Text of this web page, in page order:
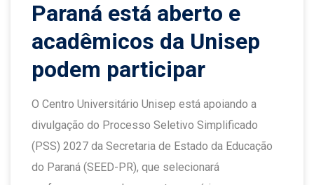
Paraná está aberto e
acadêmicos da Unisep
podem participar
O Centro Universitário Unisep está apoiando a
divulgação do Processo Seletivo Simplificado
(PSS) 2027 da Secretaria de Estado da Educação
do Paraná (SEED-PR), que selecionará